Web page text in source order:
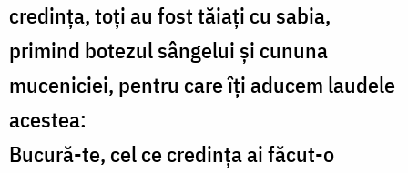
credința, toți au fost tăiați cu sabia,
primind botezul sângelui și cununa
muceniciei, pentru care îți aducem laudele
acestea:
Bucură-te, cel ce credința ai făcut-o